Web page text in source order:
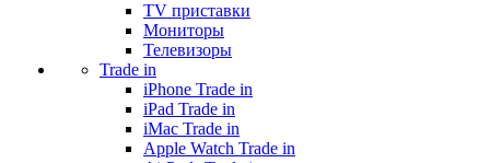
TV приставки
Мониторы
Телевизоры
Trade in
iPhone Trade in
iPad Trade in
iMac Trade in
Apple Watch Trade in